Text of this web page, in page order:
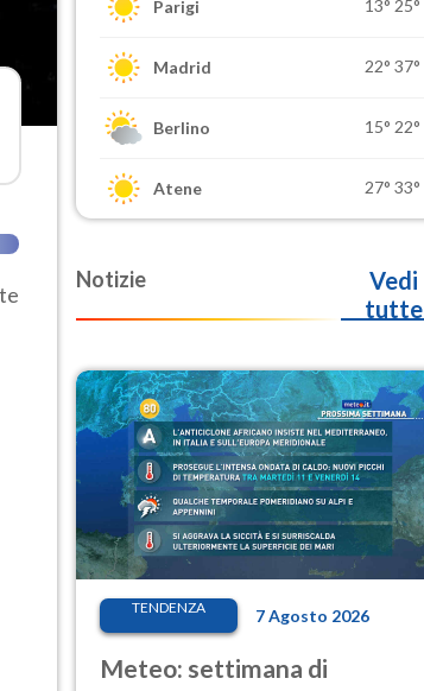
Parigi 13° 25°
Madrid 22° 37°
Berlino 15° 22°
Atene 27° 33°
Notizie
Vedi
tutte
TENDENZA 7 Agosto 2026
Meteo: settimana di